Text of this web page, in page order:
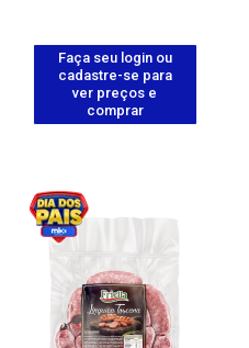
Faça seu login ou
cadastre-se para
ver preços e
comprar